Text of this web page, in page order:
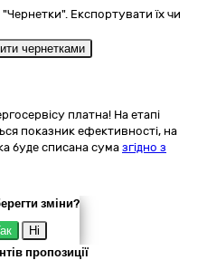
Експортувати їх чи
чернетками
платна! На етапі
показник ефективності, на
буде списана сума згідно з
зміни?
Ні
пропозиції